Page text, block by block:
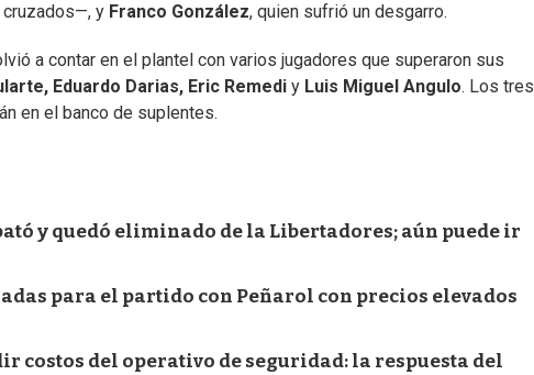
cruzados—, y Franco González, quien sufrió un desgarro.
a contar en el plantel con varios jugadores que superaron sus
Eduardo Darias, Eric Remedi y Luis Miguel Angulo. Los tres
en el banco de suplentes.
y quedó eliminado de la Libertadores; aún puede ir
para el partido con Peñarol con precios elevados
costos del operativo de seguridad: la respuesta del